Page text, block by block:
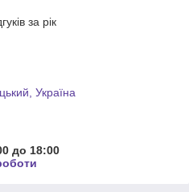
за рік
Україна
до 18:00